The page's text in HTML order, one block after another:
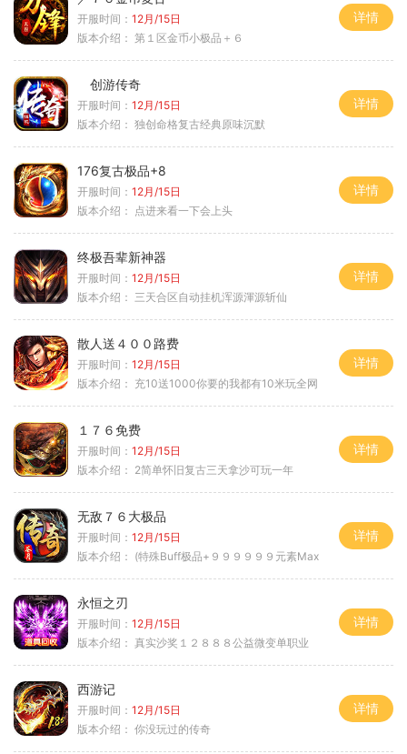
开服时间： 12月/15日
版本介绍： 第１区金币小极品＋６
详情
创游传奇
开服时间： 12月/15日
版本介绍： 独创命格复古经典原味沉默
详情
176复古极品+8
开服时间： 12月/15日
版本介绍： 点进来看一下会上头
详情
终极吾辈新神器
开服时间： 12月/15日
版本介绍： 三天合区自动挂机浑源渾源斩仙
详情
散人送４００路费
开服时间： 12月/15日
版本介绍： 充10送1000你要的我都有10米玩全网
详情
１７６免费
开服时间： 12月/15日
版本介绍： 2简单怀旧复古三天拿沙可玩一年
详情
无敌７６大极品
开服时间： 12月/15日
版本介绍： (特殊Buff极品+９９９９９９元素Max
详情
永恒之刃
开服时间： 12月/15日
版本介绍： 真实沙奖１２８８８公益微变单职业
详情
西游记
开服时间： 12月/15日
版本介绍： 你没玩过的传奇
详情